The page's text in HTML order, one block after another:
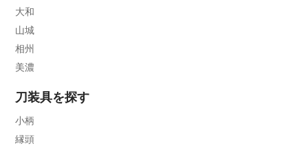
大和
山城
相州
美濃
刀装具を探す
小柄
縁頭